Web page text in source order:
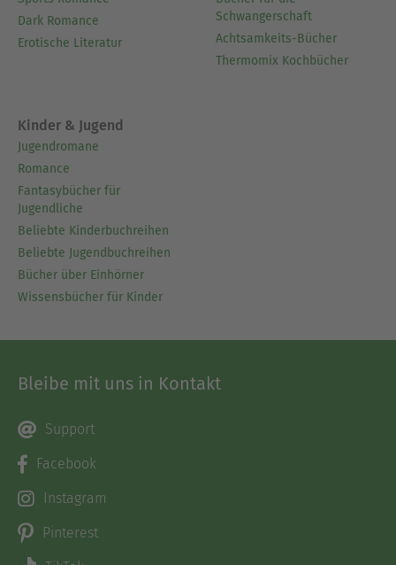
Dark Romance
Erotische Literatur
Schwangerschaft
Achtsamkeits-Bücher
Thermomix Kochbücher
Kinder & Jugend
Jugendromane
Romance
Fantasybücher für
Jugendliche
Beliebte Kinderbuchreihen
Beliebte Jugendbuchreihen
Bücher über Einhörner
Wissensbücher für Kinder
Bleibe mit uns in Kontakt
Support
Facebook
Instagram
Pinterest